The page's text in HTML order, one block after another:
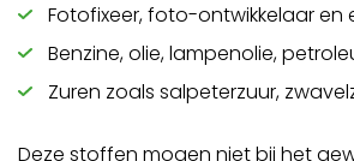
Fotofixeer, foto-ontwikkelaar en
Benzine, olie, lampenolie,
Zuren zoals salpeterzuur,
Deze stoffen mogen niet bij het